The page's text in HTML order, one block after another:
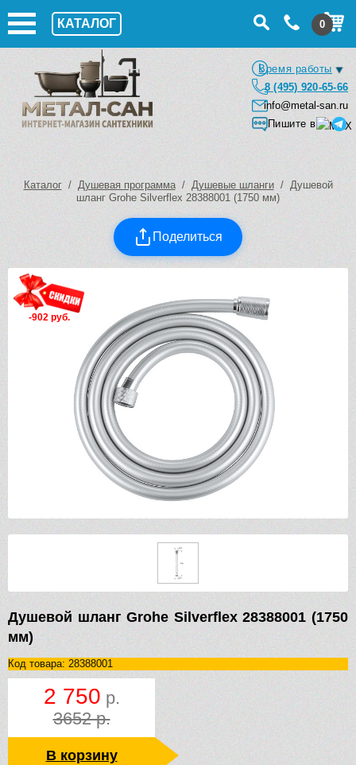
КАТАЛОГ 0
Время работы
8 (495) 920-65-66
info@metal-san.ru
Пишите в
Каталог/ Душевая программа/ Душевые шланги/ Душевой
шланг Grohe Silverflex 28388001 (1750 мм)
Поделиться
-902 руб.
Душевой шланг Grohe Silverflex 28388001 (1750
мм)
Код товара: 28388001
2 750 р.
3652 р.
В корзину